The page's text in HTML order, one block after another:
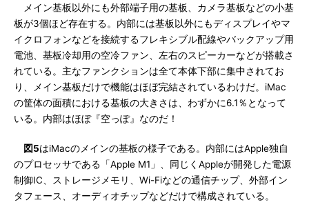
メイン基板以外にも外部端子用の基板、カメラ基板などの小基
板が3個ほど存在する。内部には基板以外にもディスプレイやマ
イクロフォンなどを接続するフレキシブル配線やバックアップ用
電池、基板冷却用の空冷ファン、左右のスピーカーなどが搭載さ
れている。主なファンクションは全て本体下部に集中されてお
り、メイン基板だけで機能はほぼ完結されているわけだ。iMac
の筐体の面積における基板の大きさは、わずかに6.1％となって
いる。内部はほぼ『空っぽ』なのだ！
図5はiMacのメインの基板の様子である。内部にはApple独自
のプロセッサである「Apple M1」、同じくAppleが開発した電源
制御IC、ストレージメモリ、Wi-Fiなどの通信チップ、外部イン
タフェース、オーディオチップなどだけで構成されている。